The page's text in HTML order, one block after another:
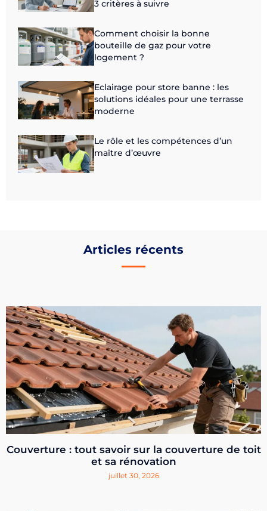
3 critères à suivre
Comment choisir la bonne
bouteille de gaz pour votre
logement ?
Eclairage pour store banne : les
solutions idéales pour une terrasse
moderne
Le rôle et les compétences d’un
maître d’œuvre
Articles récents
Couverture : tout savoir sur la couverture de toit
et sa rénovation
juillet 30, 2026